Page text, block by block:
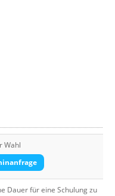
Wahl
Dauer für eine Schulung zu